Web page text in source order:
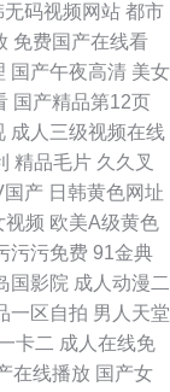
无码视频网站 都市
免费国产在线看
国产午夜高清 美女
国产精品第12页
成人三级视频在线
精品毛片 久久叉
国产 日韩黄色网址
视频 欧美A级黄色
污污免费 91金典
国影院 成人动漫二
一区自拍 男人天堂
卡二 成人在线免
在线播放 国产女